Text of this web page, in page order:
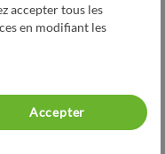
accepter tous les
en modifiant les
Accepter